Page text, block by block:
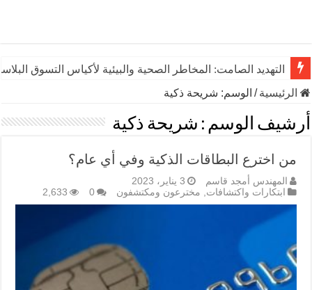
التهديد الصامت: المخاطر الصحية والبيئية لأكياس التسوق
الرئيسية/ الوسم: شريحة ذكية
أرشيف الوسم : شريحة ذكية
من اخترع البطاقات الذكية وفي أي عام؟
المهندس أمجد قاسم
3 يناير، 2023
ابتكارات واكتشافات, مخترعون ومكتشفون 0
2,633